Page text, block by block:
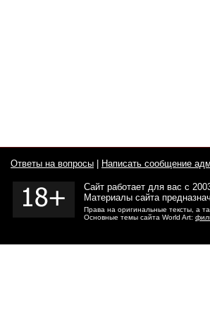
Ответы на вопросы Написать сообщение
Сайт работает для вас с
Материалы сайта
Права на оригинальные тексты, а
Основные темы сайта World Art: